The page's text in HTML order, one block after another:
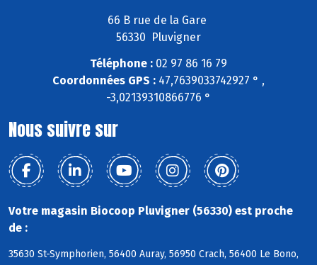
66 B rue de la Gare
56330 Pluvigner
Téléphone : 02 97 86 16 79
Coordonnées GPS : 47,7639033742927 ° ,
-3,02139310866776 °
Nous suivre sur
Votre magasin Biocoop Pluvigner (56330) est proche
de :
35630 St-Symphorien, 56400 Auray, 56950 Crach, 56400 Le Bono,